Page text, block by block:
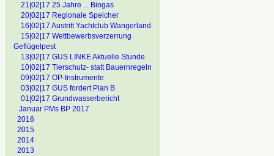
21|02|17 25 Jahre ... Biogas
20|02|17 Regionale Speicher
16|02|17 Austritt Yachtclub Wangerland
15|02|17 Wettbewerbsverzerrung
Geflügelpest
13|02|17 GUS LINKE Aktuelle Stunde
10|02|17 Tierschutz- statt Bauernregeln
09|02|17 OP-Instrumente
03|02|17 GUS fordert Plan B
01|02|17 Grundwasserbericht
Januar PMs BP 2017
2016
2015
2014
2013